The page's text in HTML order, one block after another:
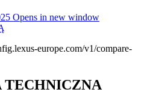
Opens in new window
europe.com/v1/compare-
TECHNICZNA